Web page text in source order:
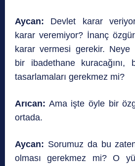
Aycan: Devlet karar
karar veremiyor? İnanç
karar vermesi gerekir. Neye
bir ibadethane kuracağını,
tasarlamaları gerekmez mi?
Arıcan: Ama işte öyle bir
ortada.
Aycan: Sorumuz da bu
olması gerekmez mi? O